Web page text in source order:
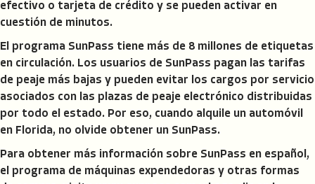
efectivo o tarjeta de crédito y se pueden activar en
cuestión de minutos.
El programa SunPass tiene más de 8 millones de etiquetas
en circulación. Los usuarios de SunPass pagan las tarifas
de peaje más bajas y pueden evitar los cargos por servicio
asociados con las plazas de peaje electrónico distribuidas
por todo el estado. Por eso, cuando alquile un automóvil
en Florida, no olvide obtener un SunPass.
Para obtener más información sobre SunPass en español,
el programa de máquinas expendedoras y otras formas